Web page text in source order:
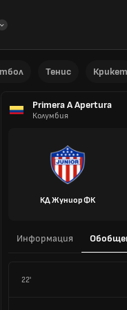
Тенис Крикет
Primera A Apertura
Колумбия
КД Жуниор ФК
Информация
22'